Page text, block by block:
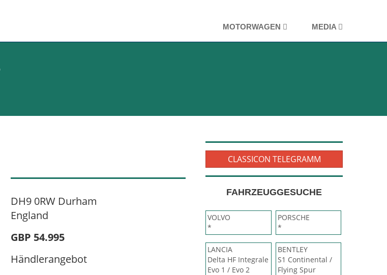
MOTORWAGEN MEDIA
DH9 0RW Durham
England
GBP 54.995
Händlerangebot
CLASSICON TELEGRAMM
FAHRZEUGGESUCHE
VOLVO
*
PORSCHE
*
LANCIA
Delta HF Integrale
Evo 1 / Evo 2
BENTLEY
S1 Continental /
Flying Spur